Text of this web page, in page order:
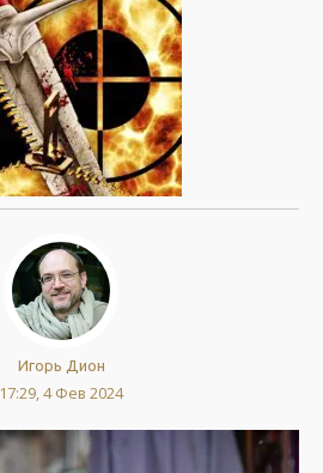
Игорь Дион
17:29, 4 Фев 2024